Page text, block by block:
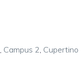
, Campus 2, Cupertino